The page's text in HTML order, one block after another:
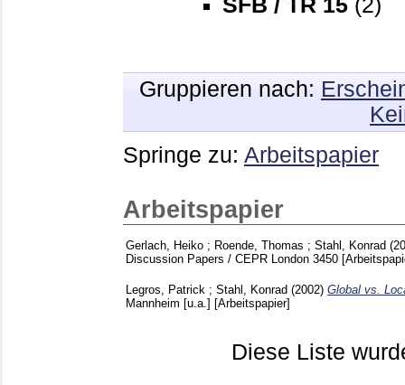
Gruppieren nach:
Springe zu: Arbeitspapier
Arbeitspapier
Gerlach, Heiko ; Roende, Thomas ; Stahl, Konrad
Discussion Papers / CEPR London 3450
Legros, Patrick ; Stahl, Konrad (2002) Global vs.
Mannheim [u.a.] [Arbeitspapier]
Diese Liste